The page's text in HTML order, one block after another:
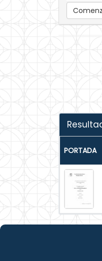
PORTADA